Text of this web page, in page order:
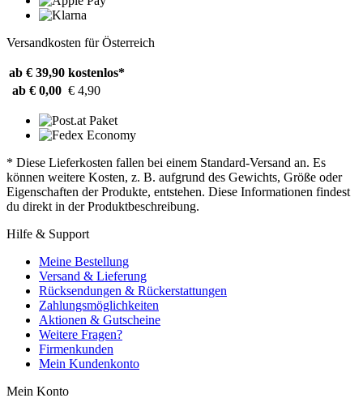
Versandkosten für Österreich
ab € 39,90 kostenlos*
ab € 0,00 € 4,90
* Diese Lieferkosten fallen bei einem Standard-Versand an. Es
können weitere Kosten, z. B. aufgrund des Gewichts, Größe oder
Eigenschaften der Produkte, entstehen. Diese Informationen findest
du direkt in der Produktbeschreibung.
Hilfe & Support
Meine Bestellung
Versand & Lieferung
Rücksendungen & Rückerstattungen
Zahlungsmöglichkeiten
Aktionen & Gutscheine
Weitere Fragen?
Firmenkunden
Mein Kundenkonto
Mein Konto